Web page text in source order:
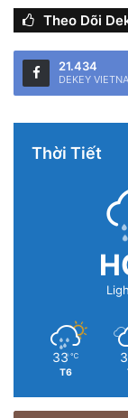
mới sẽ được giới
sau. Theo Dõi
21.434
DEKEY
Thời Tiết
33 ℃
T6